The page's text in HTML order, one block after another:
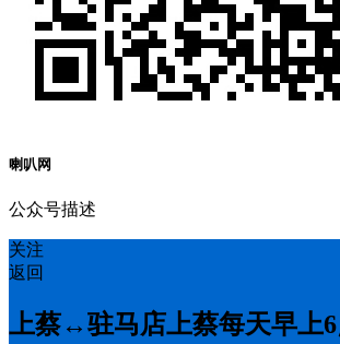
喇叭网
公众号描述
关注
返回
上蔡↔️驻马店上蔡每天早